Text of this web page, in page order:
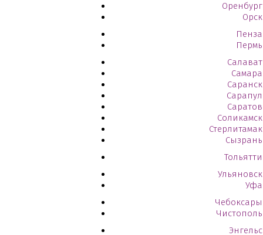
Оренбург
Орск
Пенза
Пермь
Салават
Самара
Саранск
Сарапул
Саратов
Соликамск
Стерлитамак
Сызрань
Тольятти
Ульяновск
Уфа
Чебоксары
Чистополь
Энгельс